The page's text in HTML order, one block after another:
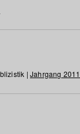
| Jahrgang 2011